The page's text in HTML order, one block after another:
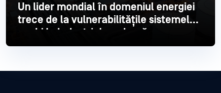
Un lider mondial în domeniul energiei
trece de la vulnerabilitățile sistemelor
vechi la Industrial modernă
Citește mai mult